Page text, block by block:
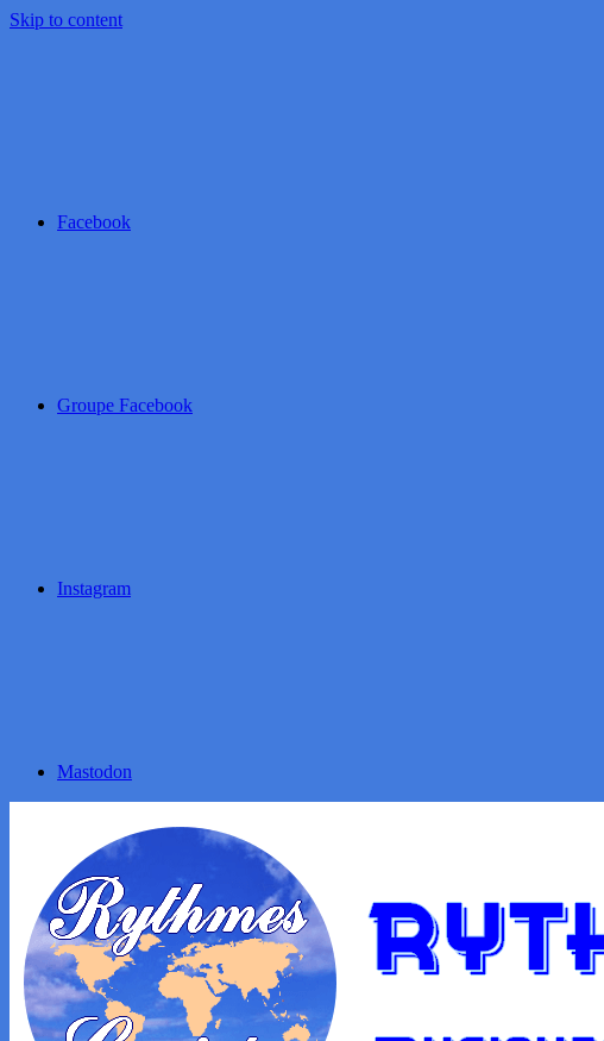
Skip to content
Facebook
Groupe Facebook
Instagram
Mastodon